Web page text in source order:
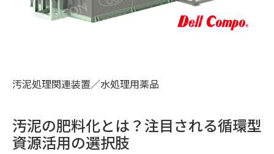
汚泥処理関連装置／水処理用薬品
汚泥の肥料化とは？注目される循環型
資源活用の選択肢